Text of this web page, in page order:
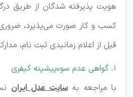
هویت پذیرفته شدگان از طریق
کسب و کار صورت می‌پذیرد،
قبل از اعلام زمانبدی ثبت نام،
۱. گواهی عدم سوءپیشینه کیفری
با مراجعه بهسایت عدل ایران